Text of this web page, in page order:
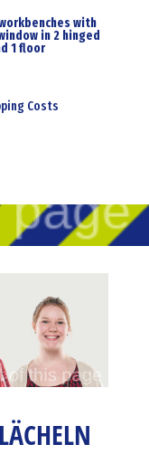
with
in 2 hinged
1 floor
Costs